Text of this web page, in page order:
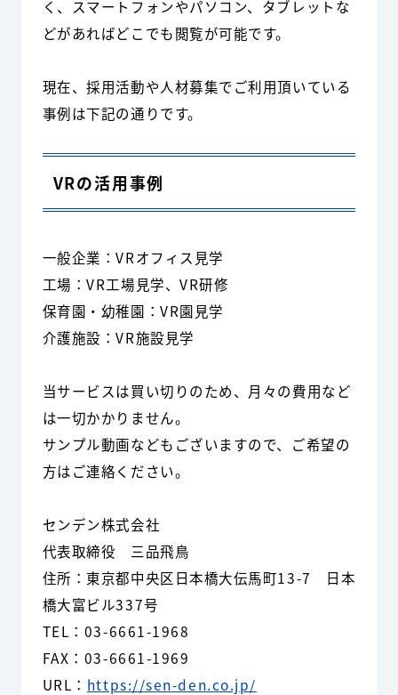
く、スマートフォンやパソコン、タブレットな
どがあればどこでも閲覧が可能です。
現在、採用活動や人材募集でご利用頂いている
事例は下記の通りです。
VRの活用事例
一般企業：VRオフィス見学
工場：VR工場見学、VR研修
保育園・幼稚園：VR園見学
介護施設：VR施設見学
当サービスは買い切りのため、月々の費用など
は一切かかりません。
サンプル動画などもございますので、ご希望の
方はご連絡ください。
センデン株式会社
代表取締役 三品飛鳥
住所：東京都中央区日本橋大伝馬町13-7 日本
橋大富ビル337号
TEL：03-6661-1968
FAX：03-6661-1969
URL： https://sen-den.co.jp/